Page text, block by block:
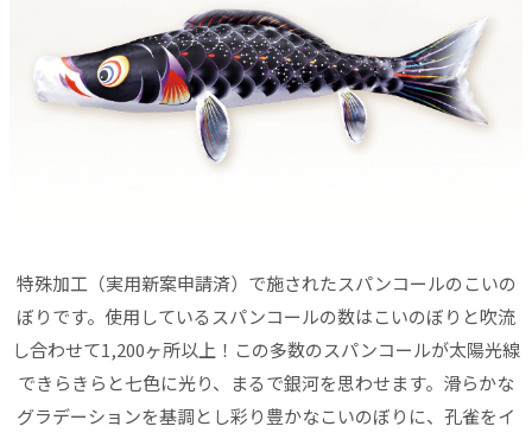
特殊加工（実用新案申請済）で施されたスパンコールのこいの
ぼりです。使用しているスパンコールの数はこいのぼりと吹流
し合わせて1,200ヶ所以上！この多数のスパンコールが太陽光線
できらきらと七色に光り、まるで銀河を思わせます。滑らかな
グラデーションを基調とし彩り豊かなこいのぼりに、孔雀をイ